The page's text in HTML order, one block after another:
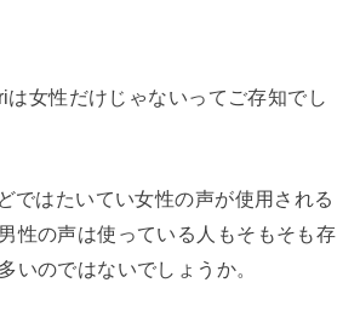
女性だけじゃないってご存知でし
ではたいてい女性の声が使用される
性の声は使っている人もそもそも存
いのではないでしょうか。